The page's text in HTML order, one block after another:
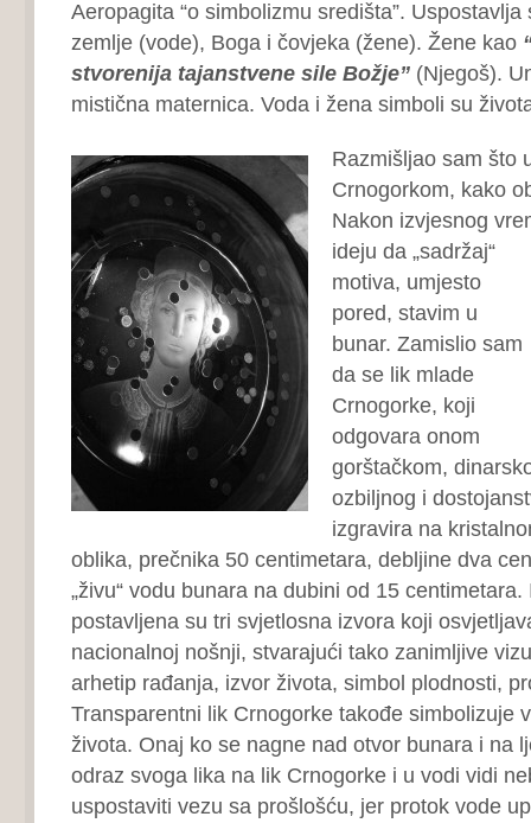
Aeropagita “o simbolizmu središta”. Uspostavlja
zemlje (vode), Boga i čovjeka (žene). Žene kao
stvorenija tajanstvene sile Božje”(Njegoš).
mistična maternica. Voda i žena simboli su
Razmišljao sam što
Crnogorkom, kako
Nakon izvjesnog
ideju da „sadržaj“
motiva, umjesto
pored, stavim u
bunar. Zamislio sam
da se lik mlade
Crnogorke, koji
odgovara onom
gorštačkom,
ozbiljnog i
izgravira na
oblika, prečnika 50 centimetara, debljine dva
„živu“ vodu bunara na dubini od 15
postavljena su tri svjetlosna izvora koji
nacionalnoj nošnji, stvarajući tako zanimljive
arhetip rađanja, izvor života, simbol plodnosti,
Transparentni lik Crnogorke takođe simbolizuje
života. Onaj ko se nagne nad otvor bunara i na
odraz svoga lika na lik Crnogorke i u vodi vidi
uspostaviti vezu sa prošlošću, jer protok vode